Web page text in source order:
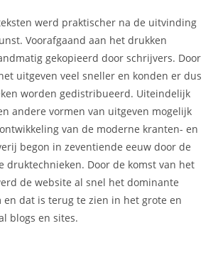
werd praktischer na de uitvinding
Voorafgaand aan het drukken
gekopieerd door schrijvers. Door
uitgeven veel sneller en konden er dus
worden gedistribueerd. Uiteindelijk
andere vormen van uitgeven mogelijk
van de moderne kranten- en
begon in zeventiende eeuw door de
druktechnieken. Door de komst van het
de website al snel het dominante
dat is terug te zien in het grote en
blogs en sites.